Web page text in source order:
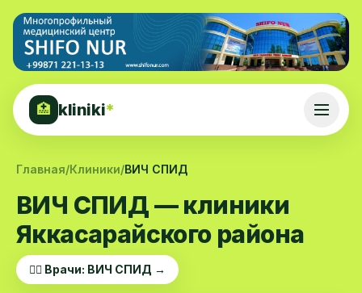
🏥 kliniki*
Главная/Клиники/ВИЧ СПИД
ВИЧ СПИД — клиники
Яккасарайского района
👨‍⚕️ Врачи: ВИЧ СПИД →